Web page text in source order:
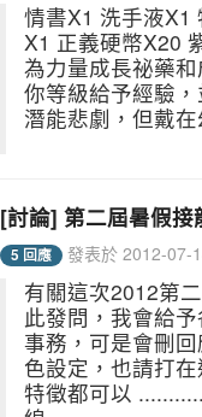
情書X1 洗手液X1
X1 正義硬幣
為力量成長祕藥
你等級給予經驗
潛能悲劇，但戴
[討論] 第二屆暑假
5 回應 發表於 2012-07-
有關這次2012第
此發問，我會給
事務，可是會刪
色設定，也請打
特徵都可以